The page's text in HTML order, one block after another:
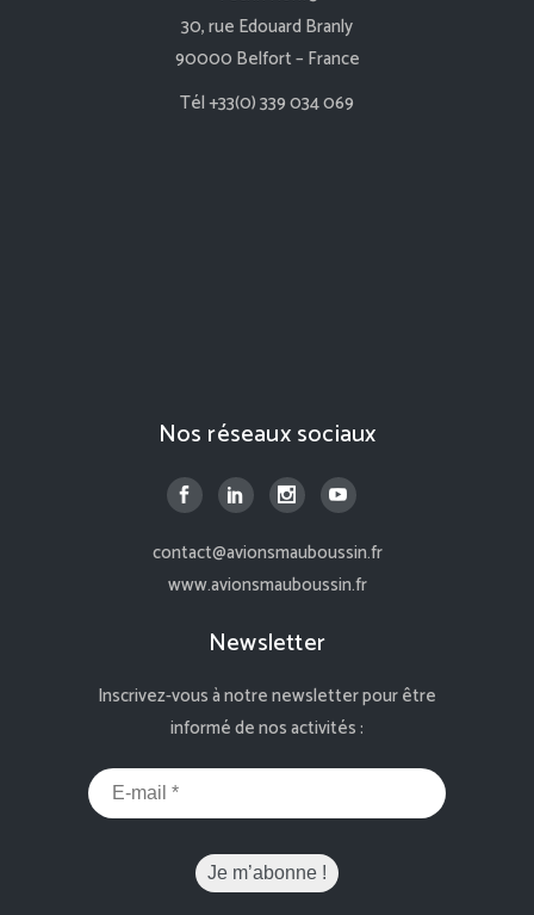
30, rue Edouard Branly
90000 Belfort – France
Tél +33(0) 339 034 069
Nos réseaux sociaux
contact@avionsmauboussin.fr
www.avionsmauboussin.fr
Newsletter
Inscrivez-vous à notre newsletter pour être
informé de nos activités :